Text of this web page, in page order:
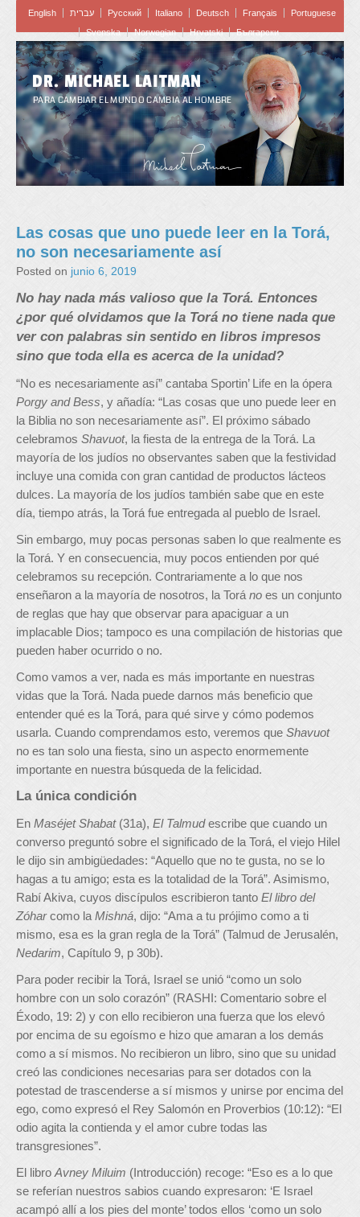
English עברית Pусский Italiano Deutsch Français
Portuguese
Svenska
Norwegian Hrvatski Български
DR. MICHAEL LAITMAN
PARA CAMBIAR EL MUNDO CAMBIA AL HOMBRE
Las cosas que uno puede leer en la Torá,
no son necesariamente así
Posted on junio 6, 2019
No hay nada más valioso que la Torá. Entonces
¿por qué olvidamos que la Torá no tiene nada que
ver con palabras sin sentido en libros impresos
sino que toda ella es acerca de la unidad?
“No es necesariamente así” cantaba Sportin’ Life en la ópera
Porgy and Bess, y añadía: “Las cosas que uno puede leer en
la Biblia no son necesariamente así”. El próximo sábado
celebramos Shavuot, la fiesta de la entrega de la Torá. La
mayoría de los judíos no observantes saben que la festividad
incluye una comida con gran cantidad de productos lácteos
dulces. La mayoría de los judíos también sabe que en este
día, tiempo atrás, la Torá fue entregada al pueblo de Israel.
Sin embargo, muy pocas personas saben lo que realmente es
la Torá. Y en consecuencia, muy pocos entienden por qué
celebramos su recepción. Contrariamente a lo que nos
enseñaron a la mayoría de nosotros, la Torá no es un conjunto
de reglas que hay que observar para apaciguar a un
implacable Dios; tampoco es una compilación de historias que
pueden haber ocurrido o no.
Como vamos a ver, nada es más importante en nuestras
vidas que la Torá. Nada puede darnos más beneficio que
entender qué es la Torá, para qué sirve y cómo podemos
usarla. Cuando comprendamos esto, veremos que Shavuot
no es tan solo una fiesta, sino un aspecto enormemente
importante en nuestra búsqueda de la felicidad.
La única condición
En Maséjet Shabat(31a), El Talmudescribe que cuando un
converso preguntó sobre el significado de la Torá, el viejo Hilel
le dijo sin ambigüedades: “Aquello que no te gusta, no se lo
hagas a tu amigo; esta es la totalidad de la Torá”. Asimismo,
Rabí Akiva, cuyos discípulos escribieron tanto El libro del
Zóharcomo la Mishná, dijo: “Ama a tu prójimo como a ti
mismo, esa es la gran regla de la Torá” (Talmud de Jerusalén,
Nedarim, Capítulo 9, p 30b).
Para poder recibir la Torá, Israel se unió “como un solo
hombre con un solo corazón” (RASHI: Comentario sobre el
Éxodo, 19: 2) y con ello recibieron una fuerza que los elevó
por encima de su egoísmo e hizo que amaran a los demás
como a sí mismos. No recibieron un libro, sino que su unidad
creó las condiciones necesarias para ser dotados con la
potestad de trascenderse a sí mismos y unirse por encima del
ego, como expresó el Rey Salomón en Proverbios (10:12): “El
odio agita la contienda y el amor cubre todas las
transgresiones”.
El libro Avney Miluim (Introducción) recoge: “Eso es a lo que
se referían nuestros sabios cuando expresaron: ‘E Israel
acampó allí a los pies del monte’ todos ellos ‘como un solo